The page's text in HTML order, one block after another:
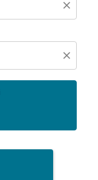
close
close